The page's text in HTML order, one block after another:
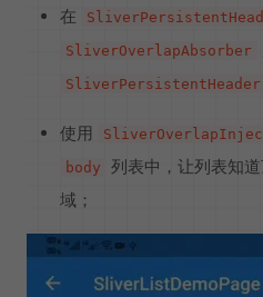
在
SliverOverlapAbsorber
SliverPersistentHeader
使用
body
列表中，让列表知
域；